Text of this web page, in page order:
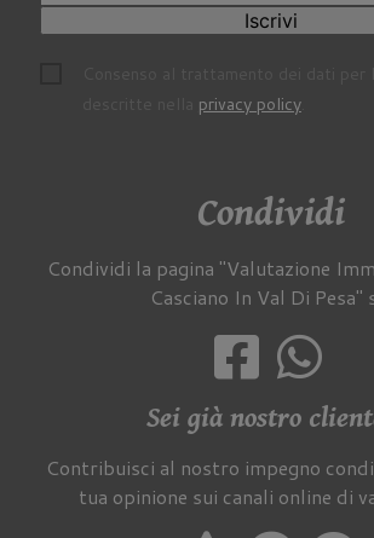
Iscrivi
privacy policy.
Condividi
Condividi la pagina "Valutazione
Casciano In Val Di Pesa"
Sei già nostro
Contribuisci al nostro impegno
tua opinione sui canali online di